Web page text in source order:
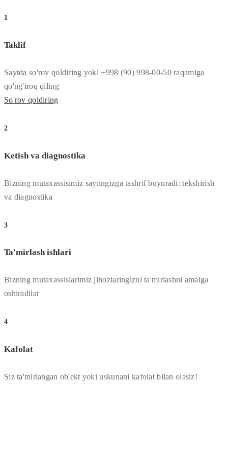
1
Taklif
Saytda so'rov qoldiring yoki +998 (90) 998-00-50 raqamiga
qo'ng'iroq qiling
So'rov qoldiring
2
Ketish va diagnostika
Bizning mutaxassisimiz saytingizga tashrif buyuradi: tekshirish
va diagnostika
3
Ta'mirlash ishlari
Bizning mutaxassislarimiz jihozlaringizni ta'mirlashni amalga
oshiradilar
4
Kafolat
Siz ta'mirlangan ob'ekt yoki uskunani kafolat bilan olasiz!